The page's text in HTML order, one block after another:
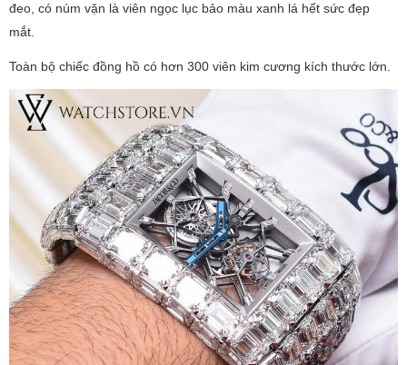
đeo, có núm vặn là viên ngọc lục bảo màu xanh lá hết sức đẹp
mắt.
Toàn bộ chiếc đồng hồ có hơn 300 viên kim cương kích thước lớn.